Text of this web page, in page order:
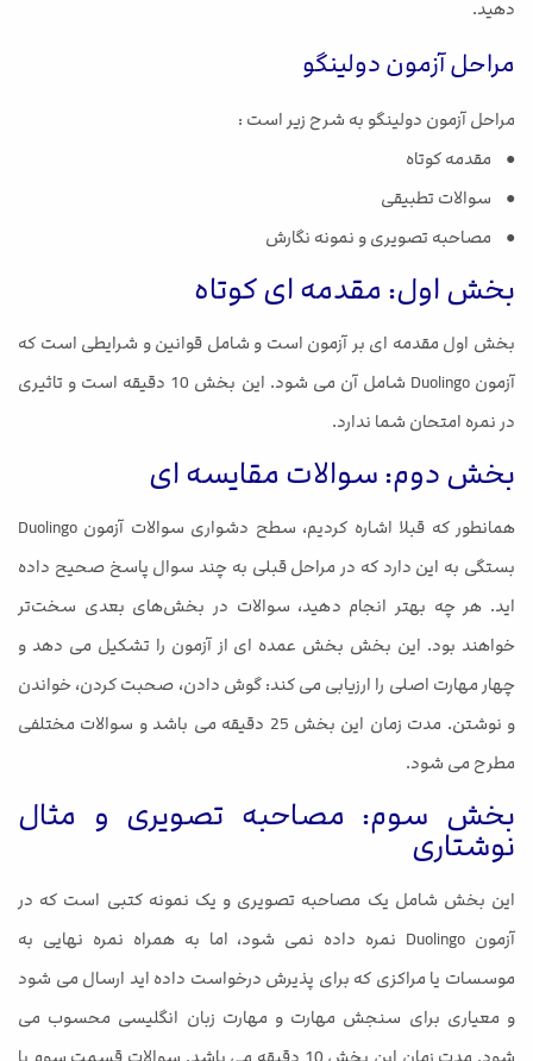
دهید.
مراحل آزمون دولینگو
مراحل آزمون دولینگو به شرح زیر است :
● مقدمه کوتاه
● سوالات تطبیقی
● مصاحبه تصویری و نمونه نگارش
بخش اول: مقدمه ای کوتاه
بخش اول مقدمه ای بر آزمون است و شامل قوانین و شرایطی است که
آزمون Duolingo شامل آن می شود. این بخش 10 دقیقه است و تاثیری
در نمره امتحان شما ندارد.
بخش دوم: سوالات مقایسه ای
همانطور که قبلا اشاره کردیم، سطح دشواری سوالات آزمون Duolingo
بستگی به این دارد که در مراحل قبلی به چند سوال پاسخ صحیح داده
اید. هر چه بهتر انجام دهید، سوالات در بخش‌های بعدی سخت‌تر
خواهند بود. این بخش بخش عمده ای از آزمون را تشکیل می دهد و
چهار مهارت اصلی را ارزیابی می کند: گوش دادن، صحبت کردن، خواندن
و نوشتن. مدت زمان این بخش 25 دقیقه می باشد و سوالات مختلفی
مطرح می شود.
بخش سوم: مصاحبه تصویری و مثال
نوشتاری
این بخش شامل یک مصاحبه تصویری و یک نمونه کتبی است که در
آزمون Duolingo نمره داده نمی شود، اما به همراه نمره نهایی به
موسسات یا مراکزی که برای پذیرش درخواست داده اید ارسال می شود
و معیاری برای سنجش مهارت و مهارت زبان انگلیسی محسوب می